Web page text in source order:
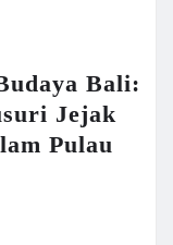
Bali:
Jejak
Pulau